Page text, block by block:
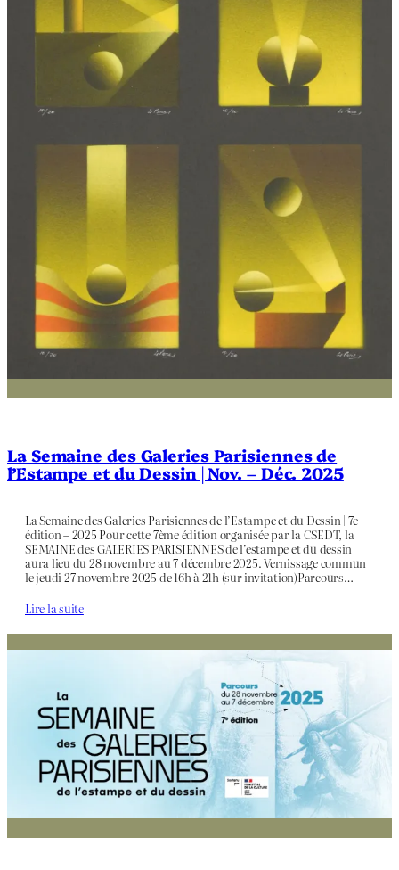
La Semaine des Galeries Parisiennes de
l’Estampe et du Dessin | Nov. – Déc. 2025
La Semaine des Galeries Parisiennes de l’Estampe et du Dessin | 7e
édition – 2025 Pour cette 7ème édition organisée par la CSEDT, la
SEMAINE des GALERIES PARISIENNES de l’estampe et du dessin
aura lieu du 28 novembre au 7 décembre 2025. Vernissage commun
le jeudi 27 novembre 2025 de 16h à 21h (sur invitation)Parcours…
Lire la suite